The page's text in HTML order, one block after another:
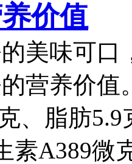
价值
美味可口
营养价值
、脂肪
素A389微